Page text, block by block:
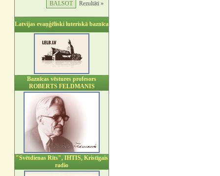
Rezultāti »
Latvijas evaņģēliski luteriskā baznīca
Baznīcas vēstures profesors
ROBERTS FELDMANIS
"Svētdienas Rīts", IHTIS, Kristīgais
radio